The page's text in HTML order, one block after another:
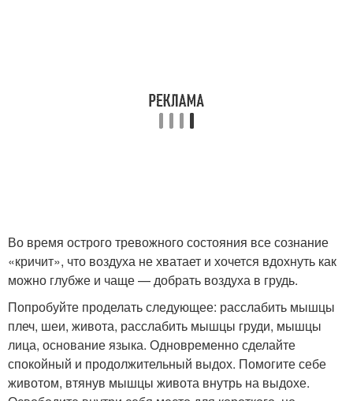
Во время острого тревожного состояния все сознание
«кричит», что воздуха не хватает и хочется вдохнуть как
можно глубже и чаще — добрать воздуха в грудь.
Попробуйте проделать следующее: расслабить мышцы
плеч, шеи, живота, расслабить мышцы груди, мышцы
лица, основание языка. Одновременно сделайте
спокойный и продолжительный выдох. Помогите себе
животом, втянув мышцы живота внутрь на выдохе.